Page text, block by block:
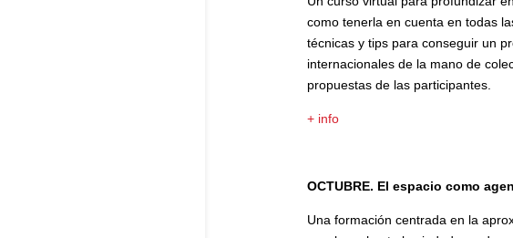
como tenerla en cuenta en todas
técnicas y tips para conseguir un
internacionales de la mano de
propuestas de las participantes.
+ info
OCTUBRE. El espacio como
Una formación centrada en la